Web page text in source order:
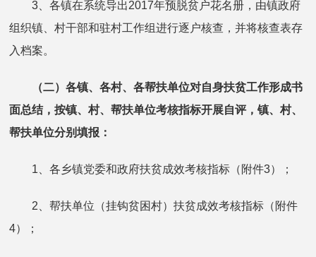
3、各镇在系统导出2017年预脱贫户花名册，由镇政府
组织镇、村干部和驻村工作组进行逐户核查，并将核查表存
入档案。
（二）各镇、各村、各帮扶单位对自身扶贫工作形成书
面总结，按镇、村、帮扶单位考核指标开展自评，镇、村、
帮扶单位分别填报：
1、各乡镇党委和政府扶贫成效考核指标（附件3）；
2、帮扶单位（挂钩贫困村）扶贫成效考核指标（附件
4）；